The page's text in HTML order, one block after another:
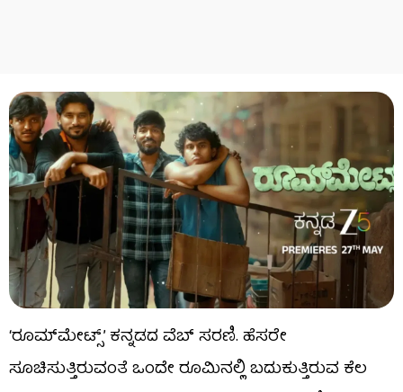
‘ರೂಮ್​​ಮೇಟ್ಸ್’ ಕನ್ನಡದ ವೆಬ್ ಸರಣಿ. ಹೆಸರೇ
ಸೂಚಿಸುತ್ತಿರುವಂತೆ ಒಂದೇ ರೂಮಿನಲ್ಲಿ ಬದುಕುತ್ತಿರುವ ಕೆಲ